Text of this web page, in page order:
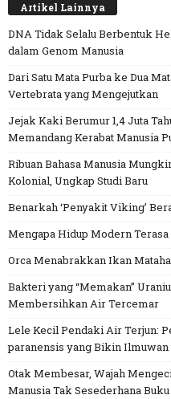
Artikel Lainnya
DNA Tidak Selalu Berbentuk
dalam Genom Manusia
Dari Satu Mata Purba ke Dua
Vertebrata yang Mengejutkan
Jejak Kaki Berumur 1,4 Juta
Memandang Kerabat Manusia
Ribuan Bahasa Manusia
Kolonial, Ungkap Studi Baru
Benarkah ‘Penyakit Viking’
Mengapa Hidup Modern
Orca Menabrakkan Ikan
Bakteri yang “Memakan”
Membersihkan Air Tercemar
Lele Kecil Pendaki Air Terjun:
paranensis yang Bikin Ilmuwan
Otak Membesar, Wajah
Manusia Tak Sesederhana